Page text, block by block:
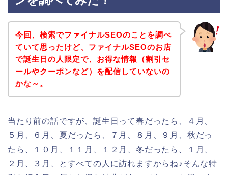
今回、検索でファイナルSEOのことを調べ
ていて思ったけど、ファイナルSEOのお店
で誕生日の人限定で、お得な情報（割引セ
ールやクーポンなど）を配信していないの
かな～。
当たり前の話ですが、誕生日って春だったら、４月、
５月、６月、夏だったら、７月、８月、９月、秋だっ
たら、１０月、１１月、１２月、冬だったら、１月、
２月、３月、とすべての人に訪れますからね♪そんな特